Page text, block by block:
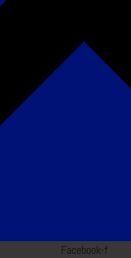
Facebook-f